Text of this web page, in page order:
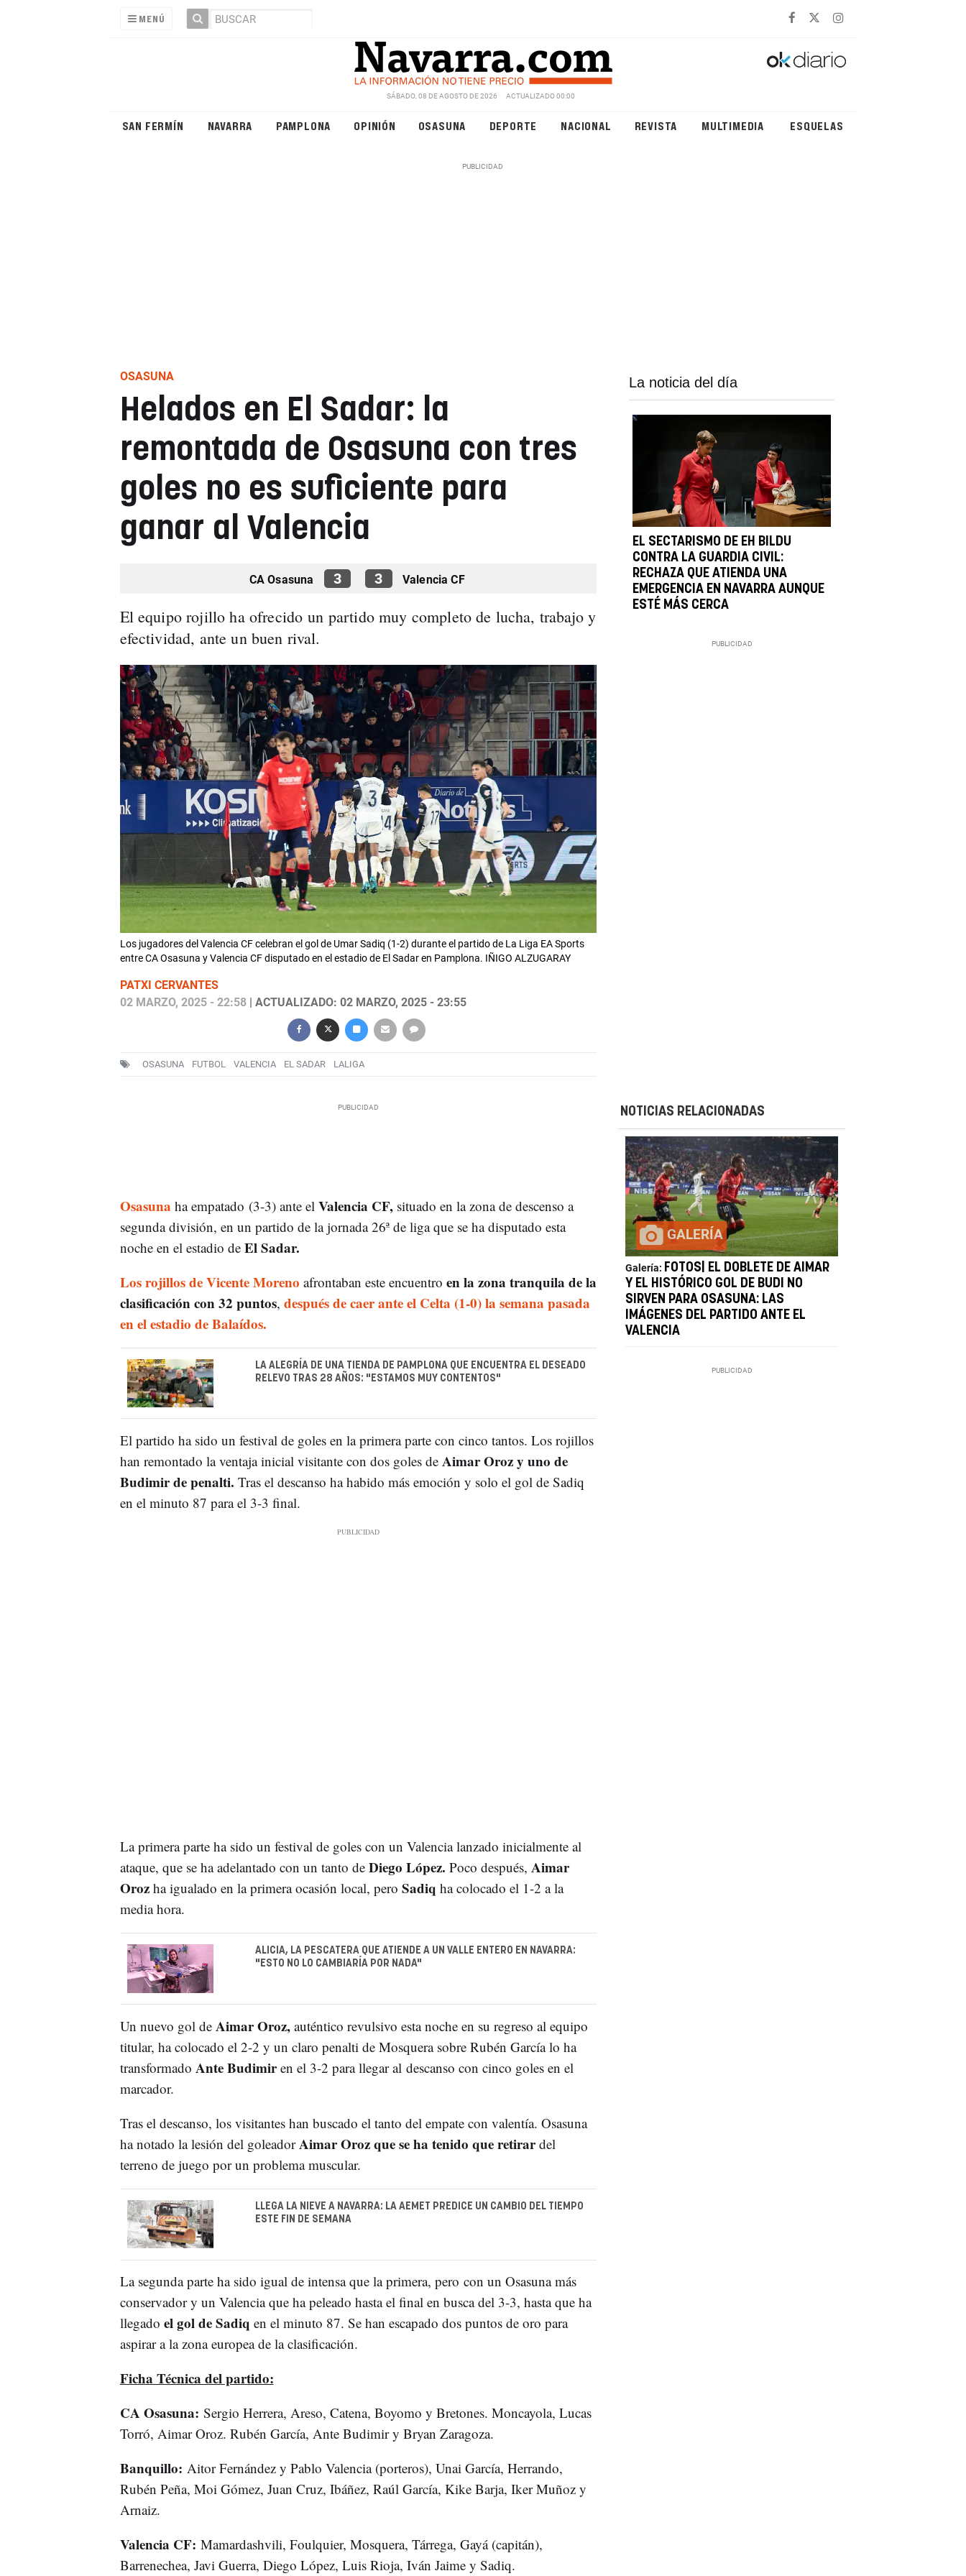
MENÚ
SÁBADO, 08 DE AGOSTO DE 2026 ACTUALIZADO 00:00
SAN FERMÍN NAVARRA PAMPLONA OPINIÓN OSASUNA DEPORTE NACIONAL REVISTA MULTIMEDIA ESQUELAS
OSASUNA
Helados en El Sadar: la
remontada de Osasuna con tres
goles no es suficiente para
ganar al Valencia
CA Osasuna 3 3 Valencia CF
El equipo rojillo ha ofrecido un partido muy completo de lucha, trabajo y
efectividad, ante un buen rival.
Los jugadores del Valencia CF celebran el gol de Umar Sadiq (1-2) durante el partido de La Liga EA Sports
entre CA Osasuna y Valencia CF disputado en el estadio de El Sadar en Pamplona. IÑIGO ALZUGARAY
PATXI CERVANTES
02 MARZO, 2025 - 22:58| ACTUALIZADO: 02 MARZO, 2025 - 23:55
OSASUNA FUTBOL VALENCIA EL SADAR LALIGA
La noticia del día
EL SECTARISMO DE EH BILDU
CONTRA LA GUARDIA CIVIL:
RECHAZA QUE ATIENDA UNA
EMERGENCIA EN NAVARRA AUNQUE
ESTÉ MÁS CERCA
Osasuna ha empatado (3-3) ante el Valencia CF,situado en la zona de descenso a
segunda división, en un partido de la jornada 26ª de liga que se ha disputado esta
noche en el estadio deEl Sadar.
Los rojillos de Vicente Moreno afrontaban este encuentro en la zona tranquila de la
clasificación con 32 puntos, después de caer ante el Celta (1-0) la semana pasada
en el estadio de Balaídos.
LA ALEGRÍA DE UNA TIENDA DE PAMPLONA QUE ENCUENTRA EL DESEADO
RELEVO TRAS 28 AÑOS: "ESTAMOS MUY CONTENTOS"
El partido ha sido un festival de goles en la primera parte con cinco tantos. Los rojillos
han remontado la ventaja inicial visitante con dos goles deAimar Oroz y uno de
Budimir de penalti. Tras el descanso ha habido más emoción y solo el gol de Sadiq
en el minuto 87 para el 3-3 final.
La primera parte ha sido un festival de goles con un Valencia lanzado inicialmente al
ataque, que se ha adelantado con un tanto deDiego López. Poco después, Aimar
Oroz ha igualado en la primera ocasión local, pero Sadiq ha colocado el 1-2 a la
media hora.
ALICIA, LA PESCATERA QUE ATIENDE A UN VALLE ENTERO EN NAVARRA:
"ESTO NO LO CAMBIARÍA POR NADA"
Un nuevo gol deAimar Oroz,auténtico revulsivo esta noche en su regreso al equipo
titular, ha colocado el 2-2 y un claro penalti de Mosquera sobre Rubén García lo ha
transformado Ante Budimiren el 3-2 para llegar al descanso con cinco goles en el
marcador.
Tras el descanso, los visitantes han buscado el tanto del empate con valentía. Osasuna
ha notado la lesión del goleadorAimar Oroz que se ha tenido que retirardel
terreno de juego por un problema muscular.
LLEGA LA NIEVE A NAVARRA: LA AEMET PREDICE UN CAMBIO DEL TIEMPO
ESTE FIN DE SEMANA
La segunda parte ha sido igual de intensa que la primera, pero con un Osasuna más
conservador y un Valencia que ha peleado hasta el final en busca del 3-3, hasta que ha
llegado el gol de Sadiq en el minuto 87. Se han escapado dos puntos de oro para
aspirar a la zona europea de la clasificación.
Ficha Técnica del partido:
CA Osasuna: Sergio Herrera, Areso, Catena, Boyomo y Bretones. Moncayola, Lucas
Torró, Aimar Oroz. Rubén García, Ante Budimir y Bryan Zaragoza.
Banquillo: Aitor Fernández y Pablo Valencia (porteros), Unai García, Herrando,
Rubén Peña, Moi Gómez, Juan Cruz, Ibáñez, Raúl García, Kike Barja, Iker Muñoz y
Arnaiz.
Valencia CF: Mamardashvili, Foulquier, Mosquera, Tárrega, Gayá (capitán),
Barrenechea, Javi Guerra, Diego López, Luis Rioja, Iván Jaime y Sadiq.
NOTICIAS RELACIONADAS
GALERÍA
Galería: FOTOS| EL DOBLETE DE AIMAR
Y EL HISTÓRICO GOL DE BUDI NO
SIRVEN PARA OSASUNA: LAS
IMÁGENES DEL PARTIDO ANTE EL
VALENCIA